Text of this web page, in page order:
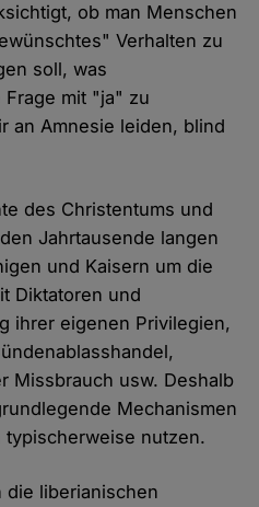
ob man Menschen
Verhalten zu
soll, was
mit "ja" zu
an Amnesie leiden, blind
des Christentums und
Jahrtausende langen
und Kaisern um die
Diktatoren und
ihrer eigenen Privilegien,
Missbrauch usw. Deshalb
Mechanismen
nutzen.
die liberianischen